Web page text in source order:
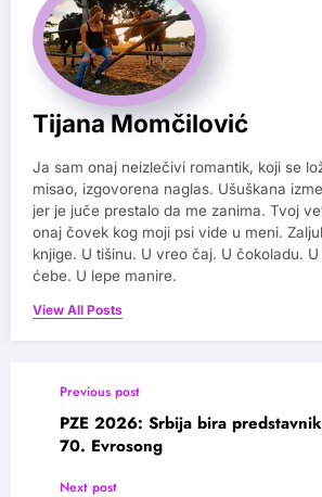
Tijana Momčilović
Ja sam onaj neizlečivi romantik, koji se
misao, izgovorena naglas. Ušuškana
jer je juče prestalo da me zanima. Tvoj
onaj čovek kog moji psi vide u meni.
knjige. U tišinu. U vreo čaj. U čokoladu.
ćebe. U lepe manire.
View All Posts
Previous post
PZE 2026: Srbija bira
70. Evrosong
Next post